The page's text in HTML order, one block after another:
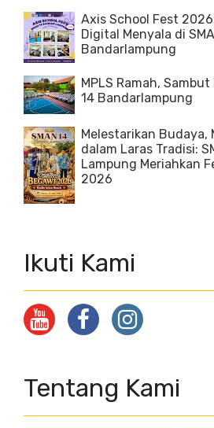
Axis School Fest
Digital Menyala di
Bandarlampung
MPLS Ramah,
14 Bandarlampung
Melestarikan Budaya,
dalam Laras Tradisi:
Lampung Meriahkan
2026
Ikuti Kami
Tentang Kami